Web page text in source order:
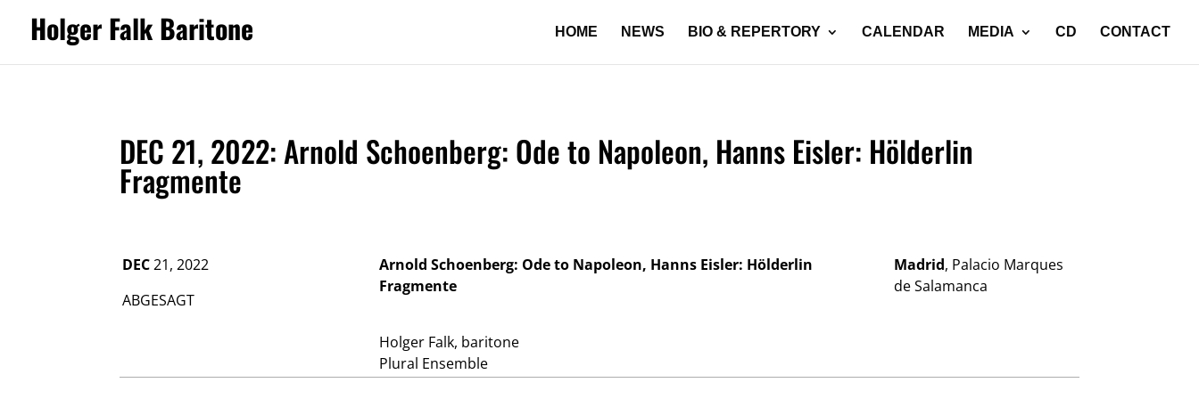
Holger Falk Baritone HOME NEWS BIO & REPERTORY CALENDAR MEDIA CD CONTACT
DEC 21, 2022: Arnold Schoenberg: Ode to Napoleon, Hanns Eisler: Hölderlin
Fragmente
DEC21, 2022
ABGESAGT
Arnold Schoenberg: Ode to Napoleon, Hanns Eisler: Hölderlin
Fragmente
Holger Falk, baritone
Plural Ensemble
Madrid, Palacio Marques
de Salamanca